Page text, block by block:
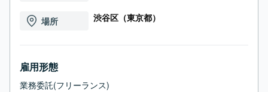
場所 渋谷区（東京都）
雇用形態
業務委託(フリーランス)